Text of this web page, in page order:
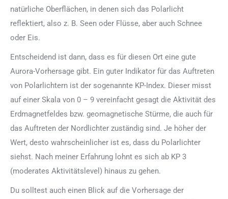
natürliche Oberflächen, in denen sich das Polarlicht
reflektiert, also z. B. Seen oder Flüsse, aber auch Schnee
oder Eis.
Entscheidend ist dann, dass es für diesen Ort eine gute
Aurora-Vorhersage gibt. Ein guter Indikator für das Auftreten
von Polarlichtern ist der sogenannte KP-Index. Dieser misst
auf einer Skala von 0 – 9 vereinfacht gesagt die Aktivität des
Erdmagnetfeldes bzw. geomagnetische Stürme, die auch für
das Auftreten der Nordlichter zuständig sind. Je höher der
Wert, desto wahrscheinlicher ist es, dass du Polarlichter
siehst. Nach meiner Erfahrung lohnt es sich ab KP 3
(moderates Aktivitätslevel) hinaus zu gehen.
Du solltest auch einen Blick auf die Vorhersage der